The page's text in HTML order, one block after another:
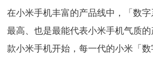
在小米手机丰富的产品线中，「数
最高、也是最能代表小米手机气质
款小米手机开始，每一代的小米「